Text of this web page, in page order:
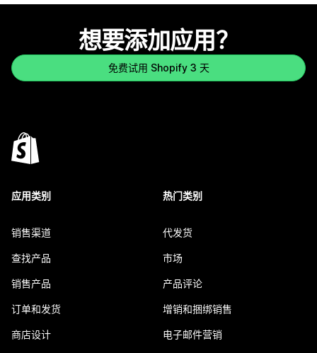
想要添加应用？
免费试用 Shopify 3 天
应用类别
销售渠道
查找产品
销售产品
订单和发货
商店设计
热门类别
代发货
市场
产品评论
增销和捆绑销售
电子邮件营销